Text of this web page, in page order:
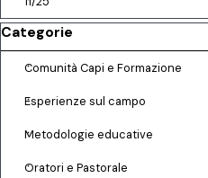
Salta blocco Categorie
Categorie
Comunità Capi e Formazione
Esperienze sul campo
Metodologie educative
Oratori e Pastorale